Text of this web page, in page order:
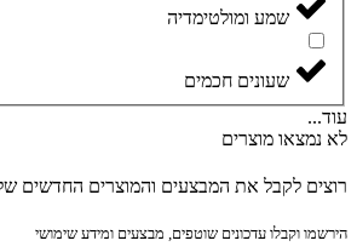
שמע ומולטימדיה
שעונים חכמים
מוצרים
לקבל את המבצעים והמוצרים החדשים שלנו?
וקבלו עדכונים שוטפים, מבצעים ומידע שימושי